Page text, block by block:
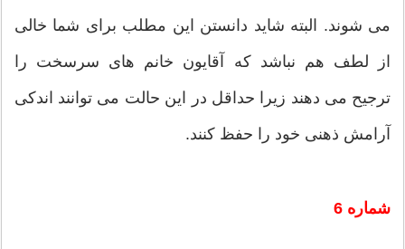
می شوند. البته شاید دانستن این مطلب برای شما خالی
از لطف هم نباشد که آقایون خانم های سرسخت را
ترجیح می دهند زیرا حداقل در این حالت می توانند اندکی
آرامش ذهنی خود را حفظ کنند.
شماره 6